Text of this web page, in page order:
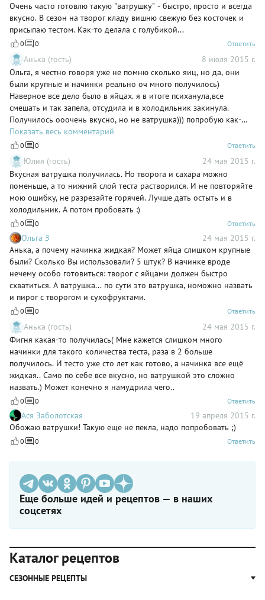
Очень часто готовлю такую "ватрушку" - быстро, просто и всегда
вкусно. В сезон на творог кладу вишню свежую без косточек и
присыпаю тестом. Как-то делала с голубикой...
0 0 Ответить
Анька (гость)
8 июля 2015 г.
Ольга, я честно говоря уже не помню сколько яиц, но да, они
были крупные и начинки реально оч много получилось)
Наверное все дело было в яйцах. я в итоге психанула,все
смешать и так запела, отсудила и в холодильник закинула.
Получилось ооочень вкусно, но не ватрушка))) попробую как-
нибудь ещё раз:)
Показать весь комментарий
0 0 Ответить
Юлия (гость)
24 мая 2015 г.
Вкусная ватрушка получилась. Но творога и сахара можно
поменьше, а то нижний слой теста растворился. И не повторяйте
мою ошибку, не разрезайте горячей. Лучше дать остыть и в
холодильник. А потом пробовать :)
0 0 Ответить
Ольга З
24 мая 2015 г.
Анька, а почему начинка жидкая? Может яйца слишком крупные
были? Сколько Вы использовали? 5 штук? В начинке вроде
нечему особо готовиться: творог с яйцами должен быстро
схватиться. А ватрушка... по сути это ватрушка, номожно назвать
и пирог с творогом и сухофруктами.
0 0 Ответить
Анька (гость)
24 мая 2015 г.
Фигня какая-то получилась( Мне кажется слишком много
начинки для такого количества теста, раза в 2 больше
получилось. И тесто уже сто лет как готово, а начинка все ещё
жидкая.. Само по себе все вкусно, но ватрушкой это сложно
назвать.) Может конечно я намудрила чего..
0 0 Ответить
Ася Заболотская
19 апреля 2015 г.
Обожаю ватрушки! Такую еще не пекла, надо попробовать ;)
0 0 Ответить
Еще больше идей и рецептов — в наших
соцсетях
Каталог рецептов
СЕЗОННЫЕ РЕЦЕПТЫ